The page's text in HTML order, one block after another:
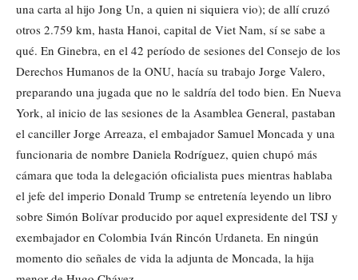
una carta al hijo Jong Un, a quien ni siquiera vio); de allí cruzó
otros 2.759 km, hasta Hanoi, capital de Viet Nam, sí se sabe a
qué. En Ginebra, en el 42 período de sesiones del Consejo de los
Derechos Humanos de la ONU, hacía su trabajo Jorge Valero,
preparando una jugada que no le saldría del todo bien. En Nueva
York, al inicio de las sesiones de la Asamblea General, pastaban
el canciller Jorge Arreaza, el embajador Samuel Moncada y una
funcionaria de nombre Daniela Rodríguez, quien chupó más
cámara que toda la delegación oficialista pues mientras hablaba
el jefe del imperio Donald Trump se entretenía leyendo un libro
sobre Simón Bolívar producido por aquel expresidente del TSJ y
exembajador en Colombia Iván Rincón Urdaneta. En ningún
momento dio señales de vida la adjunta de Moncada, la hija